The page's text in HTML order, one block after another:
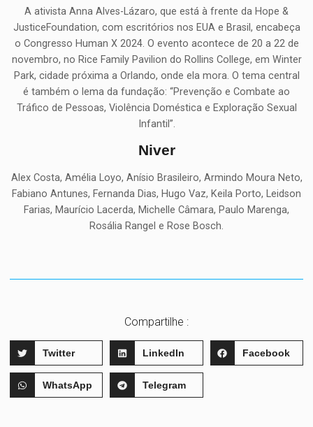
A ativista Anna Alves-Lázaro, que está à frente da Hope &
JusticeFoundation, com escritórios nos EUA e Brasil, encabeça
o Congresso Human X 2024. O evento acontece de 20 a 22 de
novembro, no Rice Family Pavilion do Rollins College, em Winter
Park, cidade próxima a Orlando, onde ela mora. O tema central
é também o lema da fundação: “Prevenção e Combate ao
Tráfico de Pessoas, Violência Doméstica e Exploração Sexual
Infantil”.
Niver
Alex Costa, Amélia Loyo, Anísio Brasileiro, Armindo Moura Neto,
Fabiano Antunes, Fernanda Dias, Hugo Vaz, Keila Porto, Leidson
Farias, Maurício Lacerda, Michelle Câmara, Paulo Marenga,
Rosália Rangel e Rose Bosch.
Compartilhe :
Twitter LinkedIn Facebook
WhatsApp Telegram